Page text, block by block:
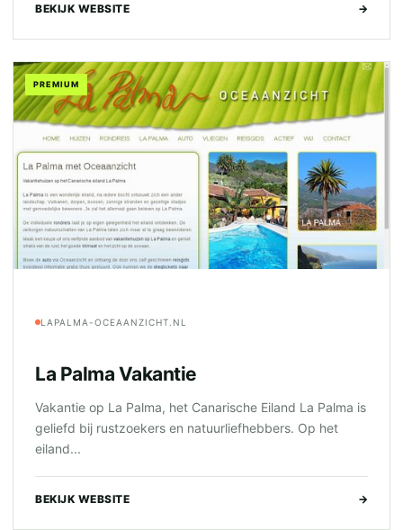
BEKIJK WEBSITE →
PREMIUM
LAPALMA-OCEAANZICHT.NL
La Palma Vakantie
Vakantie op La Palma, het Canarische Eiland La Palma is
geliefd bij rustzoekers en natuurliefhebbers. Op het
eiland...
BEKIJK WEBSITE →